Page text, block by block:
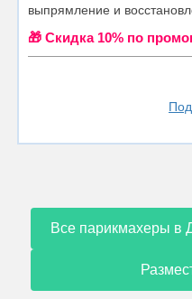
выпрямление и
🎁 Cкидка 10% по
Все парикмахеры в